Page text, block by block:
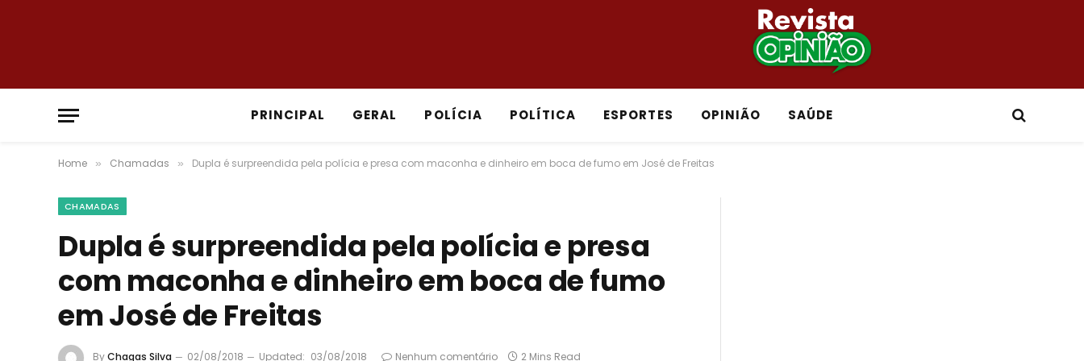
PRINCIPAL GERAL POLÍCIA POLÍTICA ESPORTES OPINIÃO SAÚDE
Home » Chamadas » Dupla é surpreendida pela polícia e presa com maconha e dinheiro em boca de fumo em José de Freitas
CHAMADAS
Dupla é surpreendida pela polícia e presa
com maconha e dinheiro em boca de fumo
em José de Freitas
ByChagas Silva 02/08/2018 Updated: 03/08/2018 Nenhum comentário 2 Mins Read